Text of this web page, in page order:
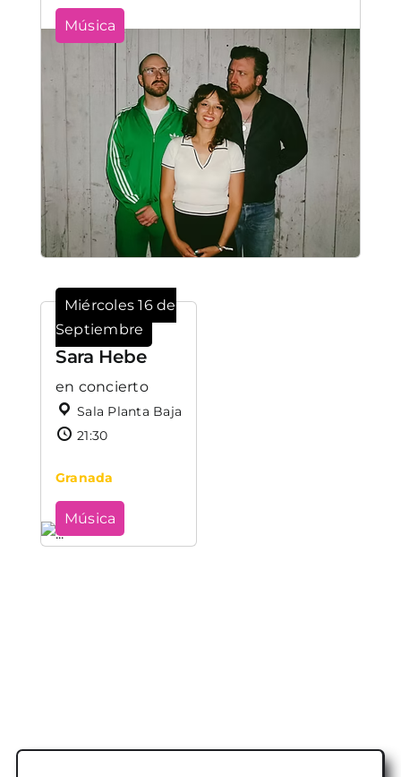
Música
Miércoles 16 de
Septiembre
Sara Hebe
en concierto
Sala Planta Baja
21:30
Granada
Música